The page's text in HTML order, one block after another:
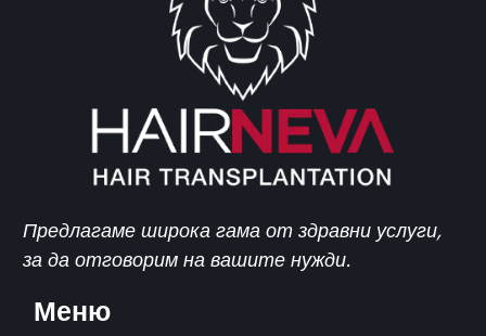
Предлагаме широка гама от здравни услуги,
за да отговорим на вашите нужди.
Меню